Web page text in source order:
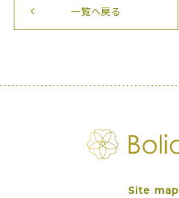
一覧へ戻る
Site map